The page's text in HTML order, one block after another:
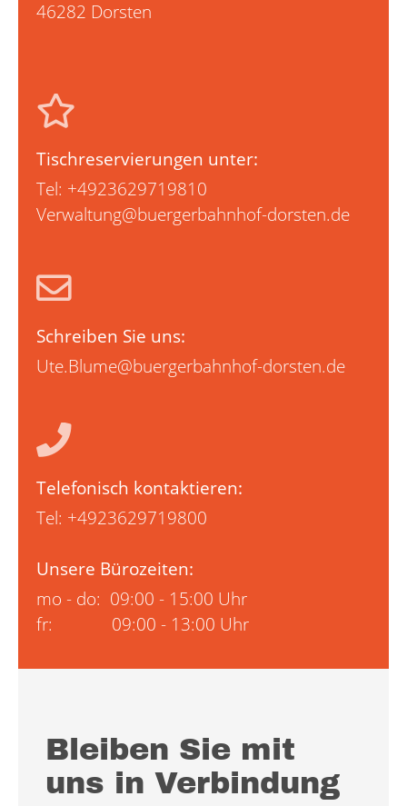
46282 Dorsten
Tischreservierungen unter:
Tel: +4923629719810
Verwaltung@buergerbahnhof-dorsten.de
Schreiben Sie uns:
Ute.Blume@buergerbahnhof-dorsten.de
Telefonisch kontaktieren:
Tel: +4923629719800
Unsere Bürozeiten:
mo - do: 09:00 - 15:00 Uhr
fr: 09:00 - 13:00 Uhr
Bleiben Sie mit
uns in Verbindung